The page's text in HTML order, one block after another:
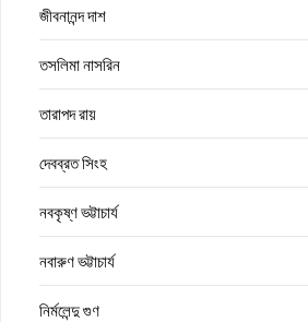
জীবনানন্দ দাশ
তসলিমা নাসরিন
তারাপদ রায়
দেবব্রত সিংহ
নবকৃষ্ণ ভট্টাচার্য
নবারুণ ভট্টাচার্য
নির্মলেন্দু গুণ